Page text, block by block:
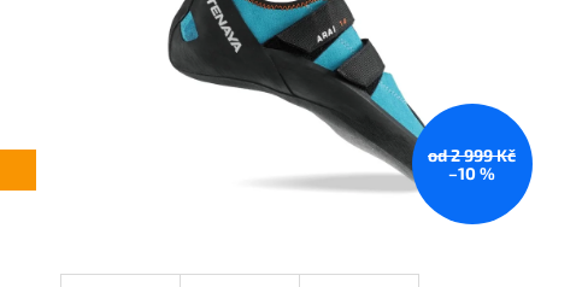
od 2 999 Kč
–10 %